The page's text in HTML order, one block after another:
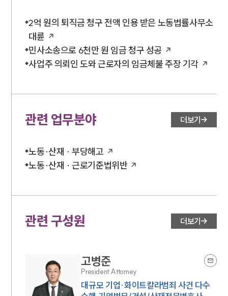
2억 원의 퇴직금 청구 전액 인용 받은 노동법률사무소
대륜
민사소송으로 6천만 원 임금 청구 성공
사업주 의뢰인 도와 근로자의 임금체불 주장 기각
관련 업무분야 더보기
노동·산재 · 부당해고
노동·산재 · 근로기준법위반
관련 구성원 더보기
고병준
President Attorney
대규모 기업·화이트칼라범죄 사건 다수